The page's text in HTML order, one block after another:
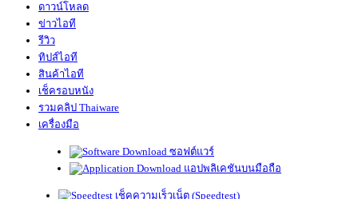
ดาวน์โหลด
ข่าวไอที
รีวิว
ทิปส์ไอที
สินค้าไอที
เช็ครอบหนัง
รวมคลิป Thaiware
เครื่องมือ
ซอฟต์แวร์
แอปพลิเคชันบนมือถือ
เช็คความเร็วเน็ต (Speedtest)